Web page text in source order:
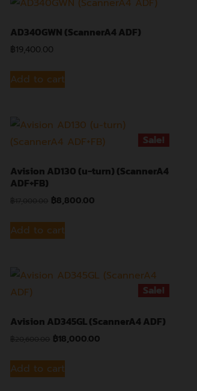
AD340GWN (ScannerA4 ADF)
฿19,400.00
Add to cart
Sale!
Avision AD130 (u-turn) (ScannerA4
ADF+FB)
฿8,800.00
Add to cart
Sale!
Avision AD345GL (ScannerA4 ADF)
฿18,000.00
Add to cart